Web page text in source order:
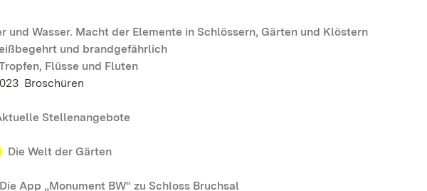
und Wasser. Macht der Elemente in Schlössern, Gärten und Klöstern
und brandgefährlich
Flüsse und Fluten
Broschüren
Stellenangebote
Die Welt der Gärten
Die App „Monument BW“ zu Schloss Bruchsal